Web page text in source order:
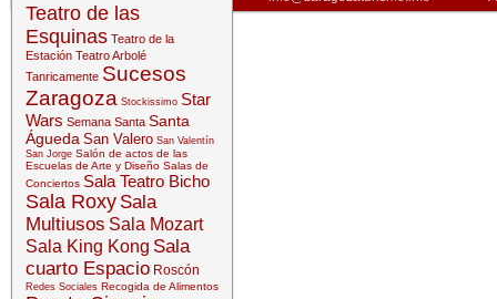
Teatro de las
Esquinas Teatro de la
Estación Teatro Arbolé
Tanricamente Sucesos
Zaragoza Stockissimo Star
Wars Semana Santa Santa
Águeda San Valero San Valentín
San Jorge Salón de actos de las
Escuelas de Arte y Diseño Salas de
Conciertos Sala Teatro Bicho
Sala Roxy Sala
Multiusos Sala Mozart
Sala King Kong Sala
cuarto Espacio Roscón
Redes Sociales Recogida de Alimentos